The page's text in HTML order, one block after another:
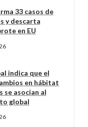
33 casos de
y descarta
en EU
indica que el
en hábitat
se asocian al
global